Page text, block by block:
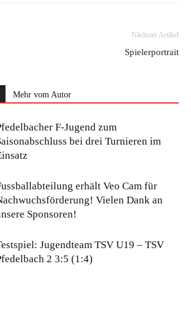
Nächster Artikel
Spielerportrait
Mehr vom Autor
F-Jugend zum
bei drei Turnieren im
erhält Veo Cam für
Vielen Dank an
Sponsoren!
Jugendteam TSV U19 – TSV
2 3:5 (1:4)